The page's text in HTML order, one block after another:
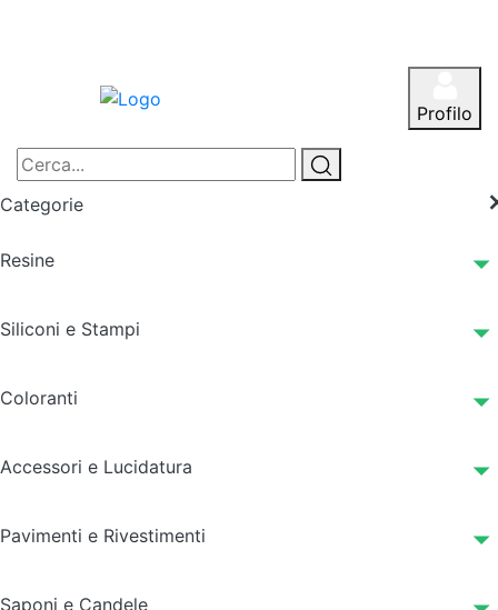
Profilo
Categorie
Resine
Siliconi e Stampi
Coloranti
Accessori e Lucidatura
Pavimenti e Rivestimenti
Saponi e Candele